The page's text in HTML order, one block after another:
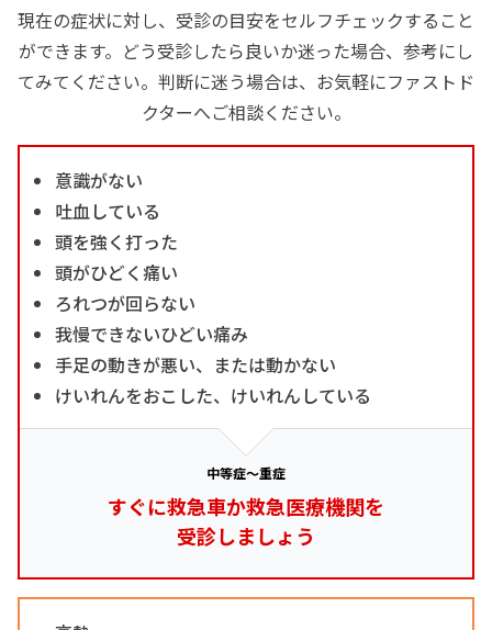
現在の症状に対し、受診の目安をセルフチェックすること
ができます。どう受診したら良いか迷った場合、参考にし
てみてください。判断に迷う場合は、お気軽にファストド
クターへご相談ください。
意識がない
吐血している
頭を強く打った
頭がひどく痛い
ろれつが回らない
我慢できないひどい痛み
手足の動きが悪い、または動かない
けいれんをおこした、けいれんしている
中等症～重症
すぐに救急車か救急医療機関を
受診しましょう